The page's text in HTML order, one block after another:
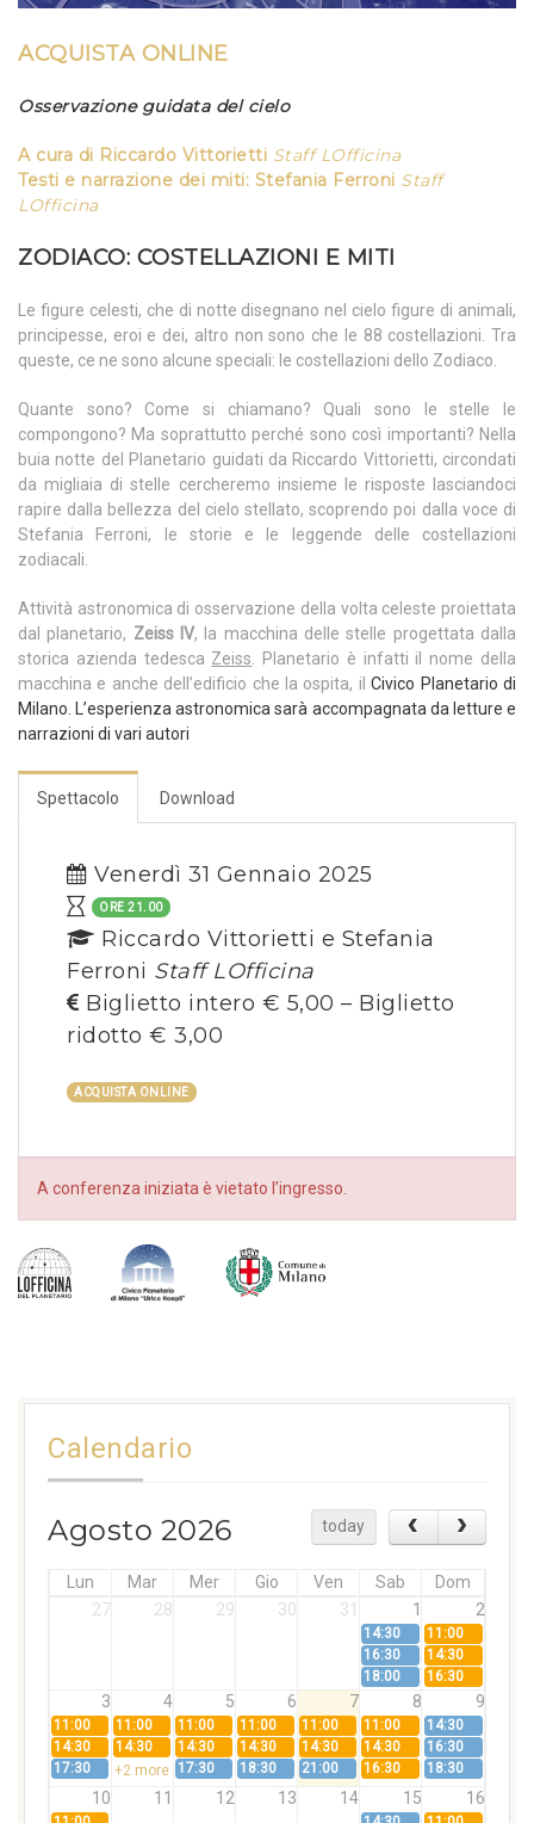
ACQUISTA ONLINE
Osservazione guidata del cielo
A cura di Riccardo Vittorietti Staff LOfficina
Testi e narrazione dei miti: Stefania Ferroni Staff
LOfficina
ZODIACO: COSTELLAZIONI E MITI
Le figure celesti, che di notte disegnano nel cielo figure di animali,
principesse, eroi e dei, altro non sono che le 88 costellazioni. Tra
queste, ce ne sono alcune speciali: le costellazioni dello Zodiaco.
Quante sono? Come si chiamano? Quali sono le stelle le
compongono? Ma soprattutto perché sono così importanti? Nella
buia notte del Planetario guidati da Riccardo Vittorietti, circondati
da migliaia di stelle cercheremo insieme le risposte lasciandoci
rapire dalla bellezza del cielo stellato, scoprendo poi dalla voce di
Stefania Ferroni, le storie e le leggende delle costellazioni
zodiacali.
Attività astronomica di osservazione della volta celeste proiettata
dal planetario, Zeiss IV, la macchina delle stelle progettata dalla
storica azienda tedesca Zeiss. Planetario è infatti il nome della
macchina e anche dell’edificio che la ospita, ilCivico Planetario di
Milano. L’esperienza astronomica sarà accompagnata da letture e
narrazioni di vari autori
Spettacolo Download
Venerdì 31 Gennaio 2025
ORE 21.00
Riccardo Vittorietti e Stefania
Ferroni Staff LOfficina
Biglietto intero € 5,00 – Biglietto
ridotto € 3,00
ACQUISTA ONLINE
A conferenza iniziata è vietato l’ingresso.
Calendario
Agosto 2026 today
Lun Mar Mer Gio Ven Sab
Dom
27
28 29 30 31 1 2
14:30
11:00
16:30
14:30
18:00
16:30
3 4 5 6 7 8 9
11:00 11:00 11:00 11:00 11:00 11:00
14:30
14:30
14:30 14:30 14:30 14:30 14:30
16:30
17:30
+2 more 17:30 18:30 21:00 16:30 18:30
10 11 12 13 14 15 16